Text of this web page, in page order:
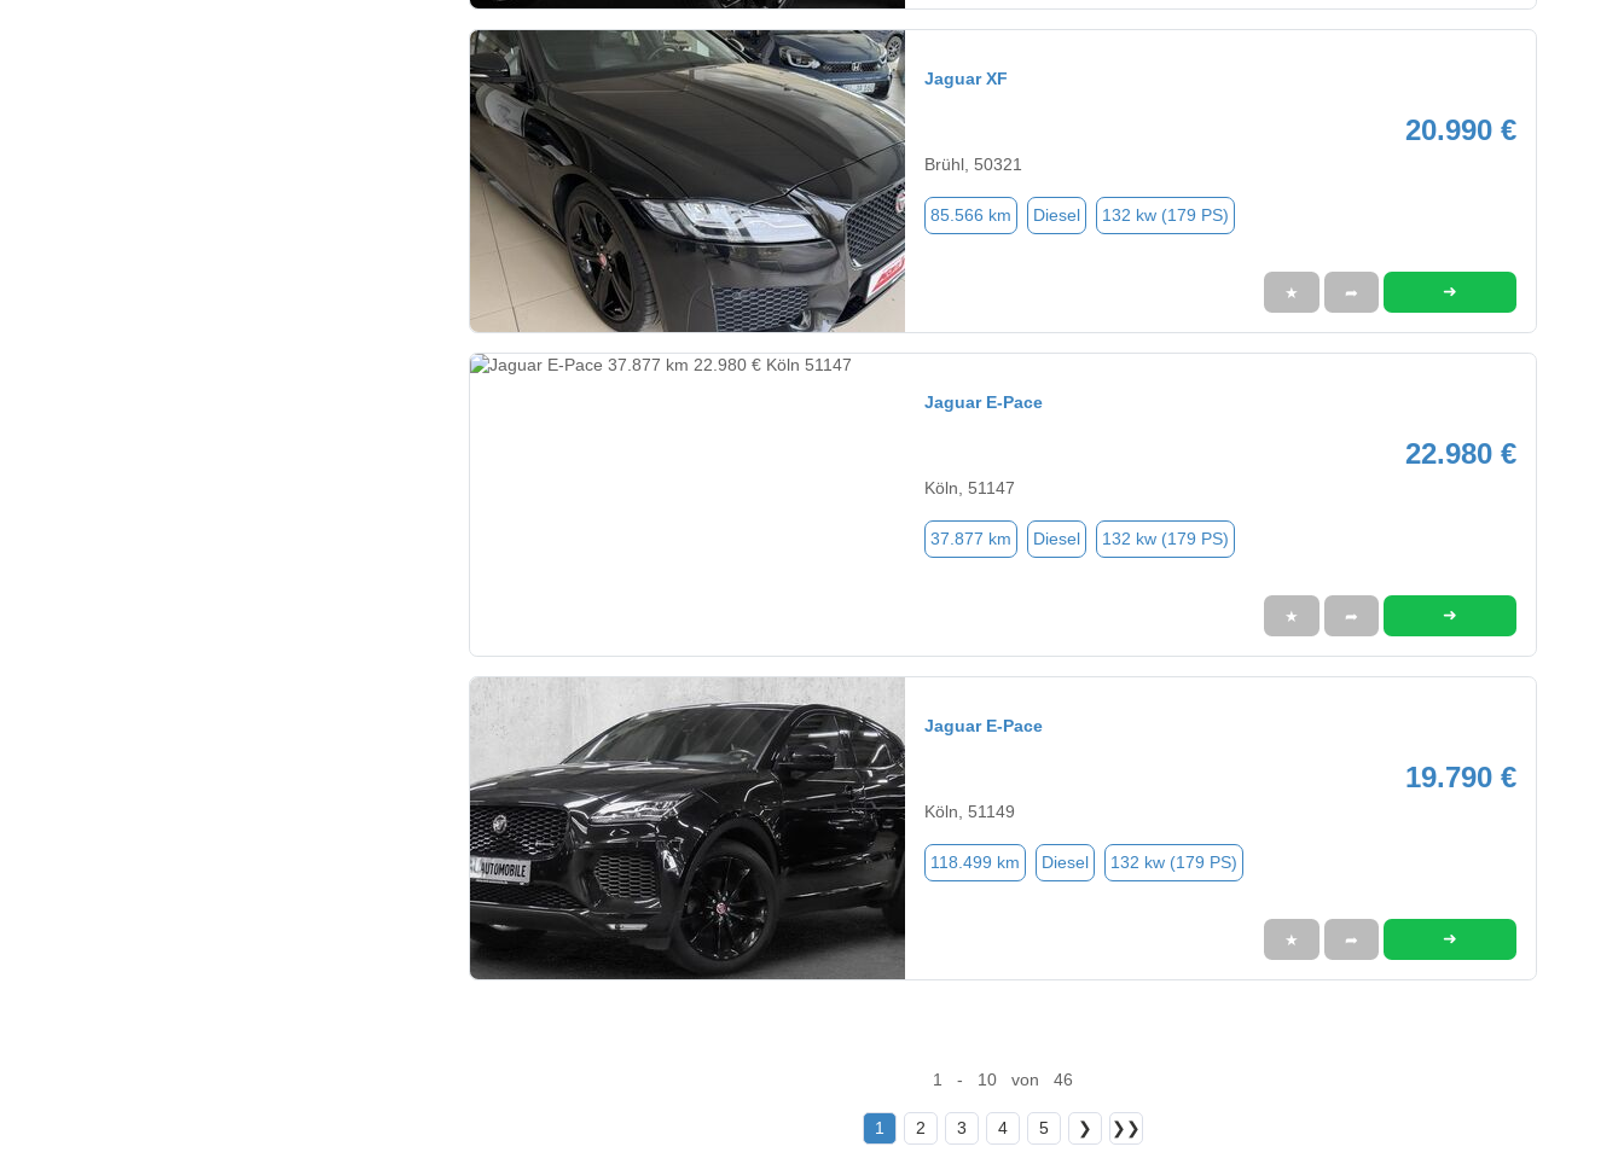
Jaguar XF
20.990 €
Brühl, 50321
85.566 km Diesel 132 kw (179 PS)
★ ➦ ➜
Jaguar E-Pace
22.980 €
Köln, 51147
37.877 km Diesel 132 kw (179 PS)
★ ➦ ➜
Jaguar E-Pace
19.790 €
Köln, 51149
118.499 km Diesel 132 kw (179 PS)
★ ➦ ➜
1 - 10 von 46
1 2 3 4 5 ❯ ❯❯